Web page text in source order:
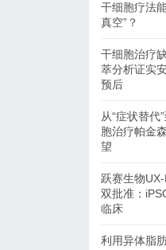
干细胞疗法
真空”？
干细胞治疗
萃分析证实
预后
从“症状替代
胞治疗帕金
望
跃赛生物
双批准：
临床
利用异体脂